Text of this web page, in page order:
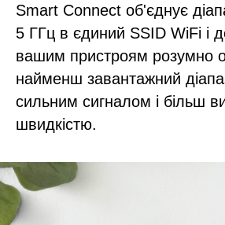
Smart Connect об'єднує
5 ГГц в єдиний SSID WiFi і
вашим пристроям розумно
найменш завантажний
сильним сигналом і більш
швидкістю.